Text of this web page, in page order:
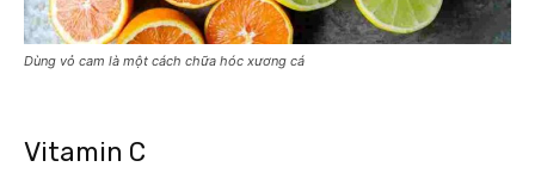
Dùng vỏ cam là một cách chữa hóc xương cá
Vitamin C